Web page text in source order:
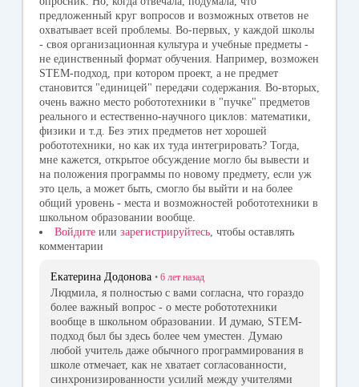
ki
предложенный круг вопросов и возможных ответов не
охватывает всей проблемы. Во-первых, у каждой школы
- своя организационная культура и учебные предметы -
не единственный формат обучения. Например, возможен
STEM-подход, при котором проект, а не предмет
становится "единицей" передачи содержания. Во-вторых,
очень важно место робототехники в "пучке" предметов
реального и естественно-научного циклов: математики,
физики и т.д. Без этих предметов нет хорошей
робототехники, но как их туда интегрировать? Тогда,
мне кажется, открытое обсуждение могло бы вывести и
на положения программы по новому предмету, если уж
это цель, а может быть, смогло бы выйти и на более
общий уровень - места и возможностей робототехники в
школьном образовании вообще.
Войдите или зарегистрируйтесь , чтобы оставлять
комментарии
Екатерина Додонова • 6 лет назад
Людмила, я полностью с вами согласна, что гораздо
более важный вопрос - о месте робототехники
вообще в школьном образовании. И думаю, STEM-
подход был бы здесь более чем уместен. Думаю
любой учитель даже обычного программирования в
школе отмечает, как не хватает согласованности,
синхронизированности усилий между учителями